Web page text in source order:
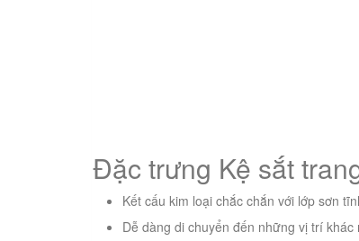
Đặc trưng Kệ sắt
Kết cấu kim loại chắc chắn với lớp sơn
Dễ dàng di chuyển đến những vị trí